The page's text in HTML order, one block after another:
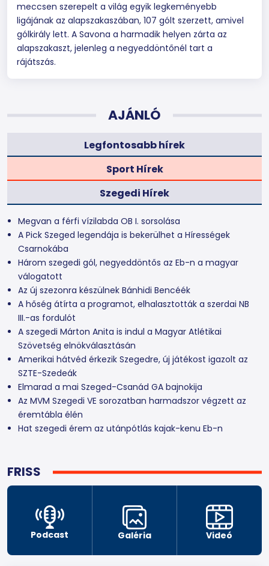
FRISS
Podcast Galéria Videó
meccsen szerepelt a világ egyik legkeményebb
ligájának az alapszakaszában, 107 gólt szerzett, amivel
gólkirály lett. A Savona a harmadik helyen zárta az
alapszakaszt, jelenleg a negyeddöntőnél tart a
rájátszás.
AJÁNLÓ
Legfontosabb hírek
Sport Hírek
Szegedi Hírek
Megvan a férfi vízilabda OB I. sorsolása
A Pick Szeged legendája is bekerülhet a Hírességek
Csarnokába
Három szegedi gól, negyeddöntős az Eb-n a magyar
válogatott
Az új szezonra készülnek Bánhidi Bencéék
A hőség átírta a programot, elhalasztották a szerdai NB
III.-as fordulót
A szegedi Márton Anita is indul a Magyar Atlétikai
Szövetség elnökválasztásán
Amerikai hátvéd érkezik Szegedre, új játékost igazolt az
SZTE-Szedeák
Elmarad a mai Szeged-Csanád GA bajnokija
Az MVM Szegedi VE sorozatban harmadszor végzett az
éremtábla élén
Hat szegedi érem az utánpótlás kajak-kenu Eb-n